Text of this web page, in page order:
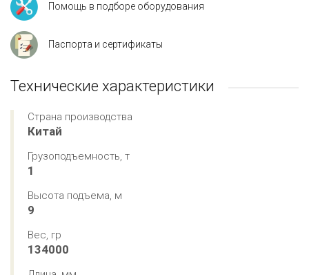
Помощь в подборе оборудования
Паспорта и сертификаты
Технические характеристики
Страна производства
Китай
Грузоподъемность, т
1
Высота подъема, м
9
Вес, гр
134000